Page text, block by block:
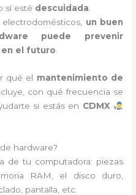
sí esté descuidada.
un buen
puede prevenir
en el futuro.
qué el mantenimiento de
con qué frecuencia se
si estás en CDMX
hardware?
de tu computadora: piezas
RAM, el disco duro,
pantalla, etc.